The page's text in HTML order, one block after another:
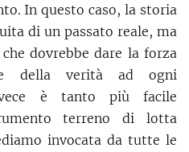
In questo caso, la storia
di un passato reale, ma
dovrebbe dare la forza
della verità ad ogni
è tanto più facile
terreno di lotta
invocata da tutte le